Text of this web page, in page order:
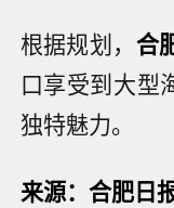
根据规划， 合
口享受到大型
独特魅力。
来源： 合肥日